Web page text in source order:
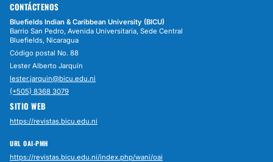
CONTÁCTENOS
Bluefields Indian & Caribbean University (BICU)
Barrio San Pedro, Avenida Universitaria, Sede Central
Bluefields, Nicaragua
Código postal No. 88
Lester Alberto Jarquín
lester.jarquin@bicu.edu.ni
(+505) 8368 3079
SITIO WEB
https://revistas.bicu.edu.ni
URL OAI-PMH
https://revistas.bicu.edu.ni/index.php/wani/oai